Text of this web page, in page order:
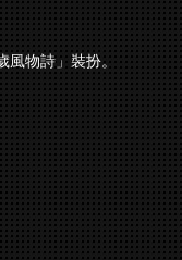
物詩」裝扮。